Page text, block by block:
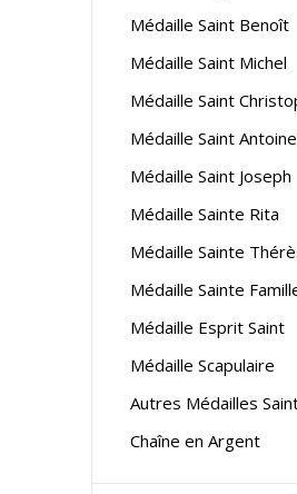
Médaille Saint Benoît
Médaille Saint Michel
Médaille Saint
Médaille Saint Antoine
Médaille Saint Joseph
Médaille Sainte Rita
Médaille Sainte
Médaille Sainte
Médaille Esprit Saint
Médaille Scapulaire
Autres Médailles
Chaîne en Argent